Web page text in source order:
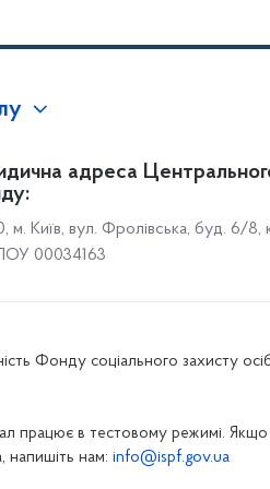
відділення
адреса
м. Київ, вул. Фролівська, буд. 6/8,
00034163
Фонду соціального захисту осіб
працює в тестовому режимі. Якщо
напишіть нам: info@ispf.gov.ua